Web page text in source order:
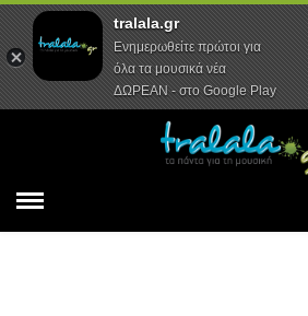
Αρχική Συνεντεύξεις
tralala.gr
Ενημερωθείτε πρώτοι για
όλα τα μουσικά νέα
ΔΩΡΕΑΝ - στο Google Play